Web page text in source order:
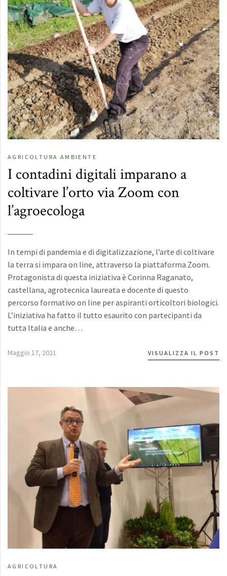
AGRICOLTURA AMBIENTE
I contadini digitali imparano a
coltivare l’orto via Zoom con
l’agroecologa
In tempi di pandemia e di digitalizzazione, l’arte di coltivare
la terra si impara on line, attraverso la piattaforma Zoom.
Protagonista di questa iniziativa è Corinna Raganato,
castellana, agrotecnica laureata e docente di questo
percorso formativo on line per aspiranti orticoltori biologici.
L’iniziativa ha fatto il tutto esaurito con partecipanti da
tutta Italia e anche…
Maggio 17, 2021 VISUALIZZA IL POST
AGRICOLTURA